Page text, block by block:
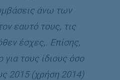
άνω των
εαυτό τους, τις
έσχες,. Επίσης,
τους ίδιους όσο
2015 (χρήση 2014)